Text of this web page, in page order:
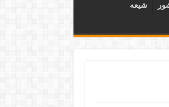
شیعه